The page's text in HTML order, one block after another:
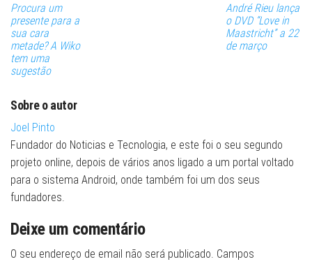
Procura um
presente para a
sua cara
metade? A Wiko
tem uma
sugestão
André Rieu lança
o DVD “Love in
Maastricht” a 22
de março
Sobre o autor
Joel Pinto
Fundador do Noticias e Tecnologia, e este foi o seu segundo
projeto online, depois de vários anos ligado a um portal voltado
para o sistema Android, onde também foi um dos seus
fundadores.
Deixe um comentário
O seu endereço de email não será publicado. Campos